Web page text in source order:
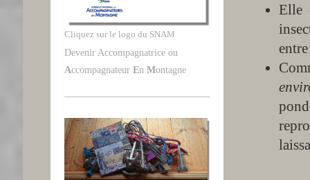
Elle
Cliquez sur le logo du SNAM
Devenir Accompagnatrice ou
Accompagnateur En Montagne